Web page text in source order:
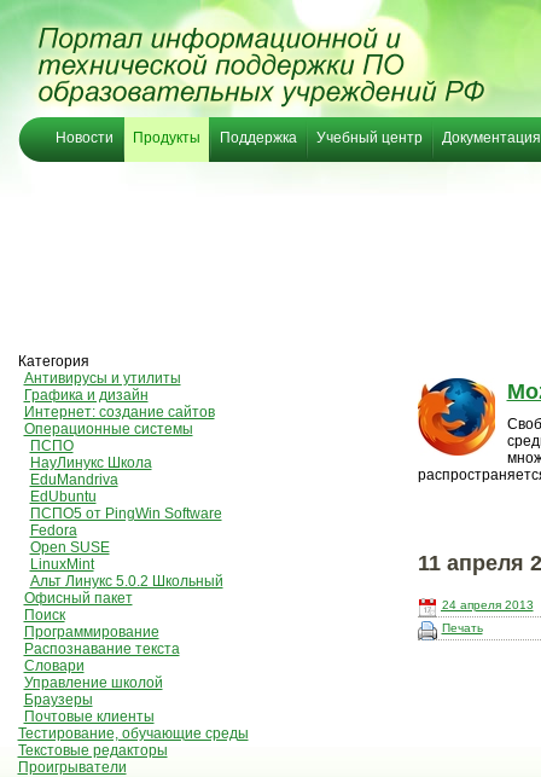
Новости Продукты Поддержка Учебный центр Документация
Категория
Антивирусы и утилиты
Графика и дизайн
Интернет: создание сайтов
Операционные системы
ПСПО
НауЛинукс Школа
EduMandriva
EdUbuntu
ПСПО5 от PingWin Software
Fedora
Open SUSE
LinuxMint
Альт Линукс 5.0.2 Школьный
Офисный пакет
Поиск
Программирование
Распознавание текста
Словари
Управление школой
Браузеры
Почтовые клиенты
Тестирование, обучающие среды
Текстовые редакторы
Проигрыватели
11 апреля
24 апреля 2013
Печать